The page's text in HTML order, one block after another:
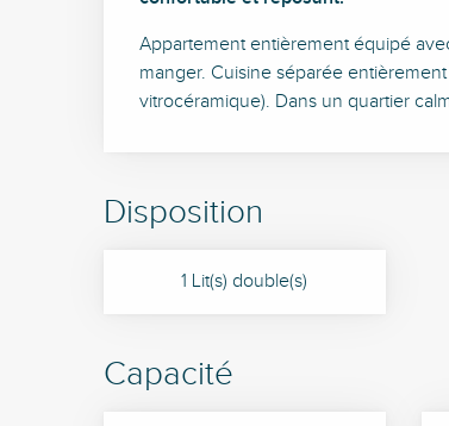
Appartement entièrement équipé
manger. Cuisine séparée
vitrocéramique). Dans un quartier
Disposition
1 Lit(s) double(s)
Capacité